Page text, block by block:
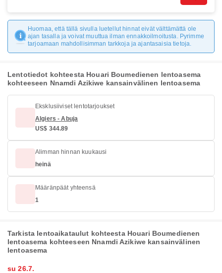
Huomaa, että tällä sivulla luetellut hinnat eivät välttämättä ole
ajan tasalla ja voivat muuttua ilman ennakkoilmoitusta. Pyrimme
tarjoamaan mahdollisimman tarkkoja ja ajantasaisia tietoja.
Lentotiedot kohteesta Houari Boumedienen lentoasema
kohteeseen Nnamdi Azikiwe kansainvälinen lentoasema
Eksklusiiviset lentotarjoukset
Algiers - Abuja
US$ 344.89
Alimman hinnan kuukausi
heinä
Määränpäät yhteensä
1
Tarkista lentoaikataulut kohteesta Houari Boumedienen
lentoasema kohteeseen Nnamdi Azikiwe kansainvälinen
lentoasema
su 26.7.